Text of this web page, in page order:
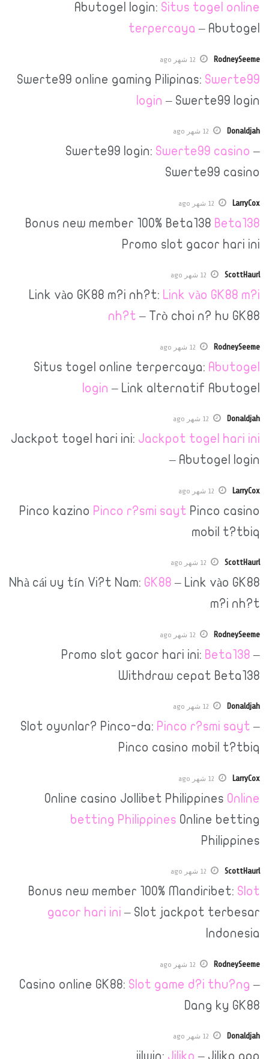
Abutogel login:Situs
terpercaya–
12 شهر ago
Swerte99 online gaming Pilipinas:
login–
12 شهر ago
Swerte99 login:Swerte99
12 شهر ago
Bonus new member 100% Beta138
Promo slot
12 شهر ago
Link vào GK88 m?i nh?t:Link vào
nh?t– Trò choi n?
12 شهر ago
Situs togel online terpercaya:
login– Link alternatif
12 شهر ago
Jackpot togel hari ini: Jackpot
–
12 شهر ago
Pinco kazinoPinco r?smi sayt
12 شهر ago
Nhà cái uy tín Vi?t Nam:GK88– Link
12 شهر ago
Promo slot gacor hari ini:
Withdraw cepat
12 شهر ago
Slot oyunlar? Pinco-da:Pinco
Pinco casino
12 شهر ago
Online casino Jollibet
betting PhilippinesOnline
12 شهر ago
Bonus new member 100%
gacor hari ini– Slot jackpot
12 شهر ago
Casino online GK88:Slot game d?i
Dang
12 شهر ago
jilwin: Jiliko–